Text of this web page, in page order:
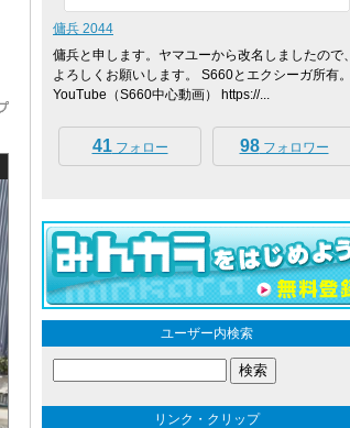
傭兵 2044
傭兵と申します。ヤマユーから改名しましたので、
よろしくお願いします。 S660とエクシーガ所有。
YouTube（S660中心動画） https://...
41フォロー 98フォロワー
ユーザー内検索
リンク・クリップ